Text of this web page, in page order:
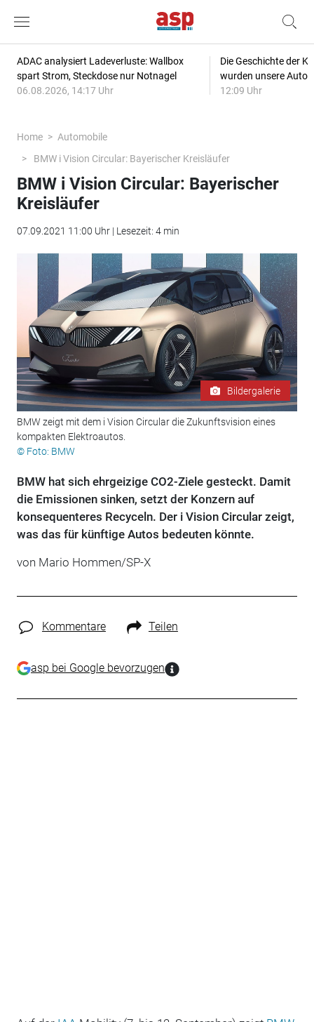
ADAC analysiert Ladeverluste: Wallbox
spart Strom, Steckdose nur Notnagel
06.08.2026, 14:17 Uhr
Die Geschichte der
wurden unsere
12:09 Uhr
Home
Automobile
BMW i Vision Circular: Bayerischer Kreisläufer
BMW i Vision Circular: Bayerischer
Kreisläufer
07.09.2021 11:00 Uhr | Lesezeit: 4 min
Bildergalerie
BMW zeigt mit dem i Vision Circular die Zukunftsvision eines
kompakten Elektroautos.
© Foto: BMW
BMW hat sich ehrgeizige CO2-Ziele gesteckt. Damit
die Emissionen sinken, setzt der Konzern auf
konsequenteres Recyceln. Der i Vision Circular zeigt,
was das für künftige Autos bedeuten könnte.
von Mario Hommen/SP-X
Kommentare Teilen
asp bei Google bevorzugen